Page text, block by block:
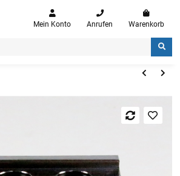
Mein Konto Anrufen Warenkorb